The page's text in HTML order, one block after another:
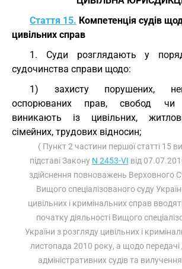
Стаття 15. Компетенція судів
цивільних справ
1. Суди розглядають у
судочинства справи щодо:
1) захисту порушених,
оспорюваних прав, свобод чи
виникають із цивільних,
сімейних, трудових відносин;
( Пункт 2 частини першої статті 15
підставі Закону N 2453-VI від
здійснення повноважень Верховного
Вищого спеціалізованого суду
цивільних і кримінальних справ
початку діяльності Вищого
України з розгляду цивільних і
листопада 2010 року, а щодо передачі
адміністративних судів та вилучення